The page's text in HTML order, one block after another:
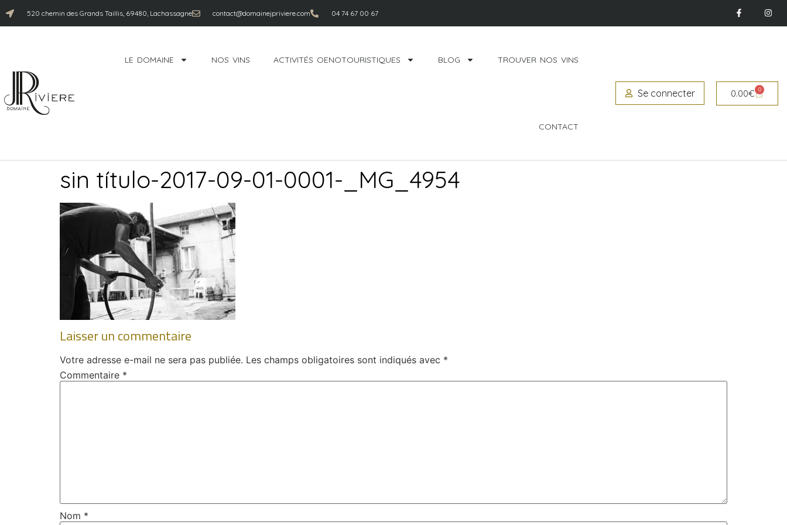
520 chemin des Grands Taillis, 69480, Lachassagne contact@domainejpriviere.com 04 74 67 00 67
LE DOMAINE NOS VINS ACTIVITÉS OENOTOURISTIQUES BLOG TROUVER NOS VINS
CONTACT
Se connecter 0.00€ 0
sin título-2017-09-01-0001-_MG_4954
Laisser un commentaire
Votre adresse e-mail ne sera pas publiée. Les champs obligatoires sont indiqués avec *
Commentaire *
Nom *